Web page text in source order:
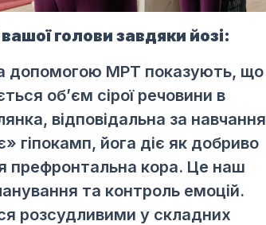
голови завдяки йозі:
допомогою МРТ показують, що
об’єм сірої речовини в
відповідальна за навчання
гіпокамп, йога діє як добриво
префронтальна кора. Це наш
та контроль емоцій.
розсудливими у складних